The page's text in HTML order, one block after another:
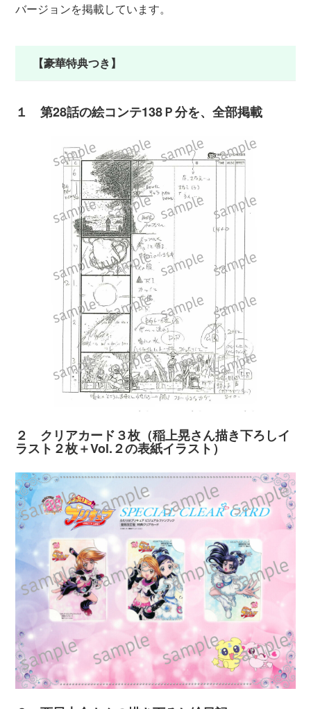
バージョンを掲載しています。
【豪華特典つき】
１ 第28話の絵コンテ138Ｐ分を、全部掲載
２ クリアカード３枚（稲上晃さん描き下ろしイ
ラスト２枚＋Vol.２の表紙イラスト）